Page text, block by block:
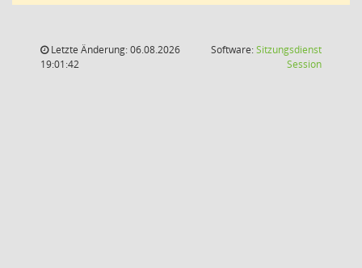
Letzte Änderung: 06.08.2026
19:01:42
Software:Sitzungsdienst
Session(Wird in